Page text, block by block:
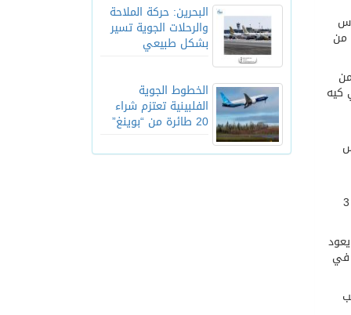
البحرين: حركة الملاحة
والرحلات الجوية تسير
بشكل طبيعي
الخطوط الجوية
الفلبينية تعتزم شراء
20 طائرة من “بوينغ”
هايلوكس .. إضافة إلى 31 طاقما من
الإماراتي خالد الكندي بسيارة أبوظبي ريسينغ بيجو 208 دي كيه
الصحراوي الذي أقيم كجولة تجريبية في ديسمبر الماضي وسيرافقه بطل فئة الكوادز لعام 2012 عبيد الكتبي على متن سيارة تي 3
رالي دبي ويعود
في